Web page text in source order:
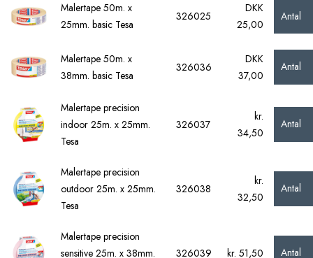
Malertape 50m. x
25mm. basic Tesa
326025
DKK
25,00
Antal
Malertape 50m. x
38mm. basic Tesa
326036
DKK
37,00
Antal
Malertape precision
indoor 25m. x 25mm.
Tesa
326037
kr.
34,50
Antal
Malertape precision
outdoor 25m. x 25mm.
Tesa
326038
kr.
32,50
Antal
Malertape precision
sensitive 25m. x 38mm.
326039 kr. 51,50 Antal